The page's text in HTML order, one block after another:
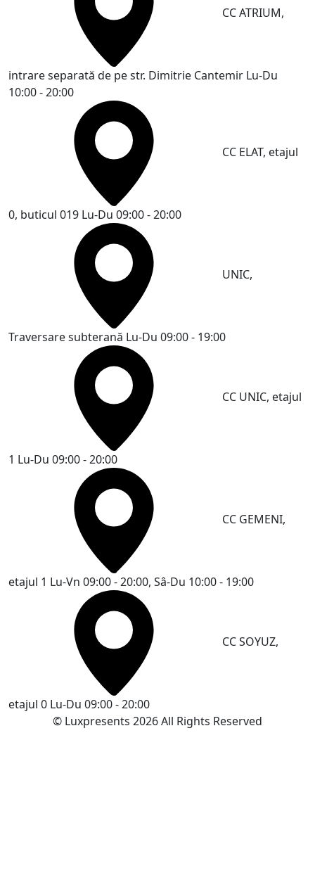
CC ATRIUM,
intrare separată de pe str. Dimitrie Cantemir Lu-Du
10:00 - 20:00
CC ELAT, etajul
0, buticul 019 Lu-Du 09:00 - 20:00
UNIC,
Traversare subterană Lu-Du 09:00 - 19:00
CC UNIC, etajul
1 Lu-Du 09:00 - 20:00
CC GEMENI,
etajul 1 Lu-Vn 09:00 - 20:00, Sâ-Du 10:00 - 19:00
CC SOYUZ,
etajul 0 Lu-Du 09:00 - 20:00
© Luxpresents 2026 All Rights Reserved